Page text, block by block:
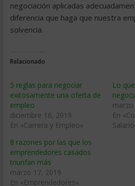
negociación aplicadas
diferencia que haga que nuestra
solvencia.
Relacionado
5 reglas para negociar
exitosamente una oferta de
empleo
diciembre 16, 2019
En «Carrera y Empleo»
Lo
marzo
En
8 razones por las que los
emprendedores casados
triunfan más
marzo 17, 2019
En «Emprendedores»